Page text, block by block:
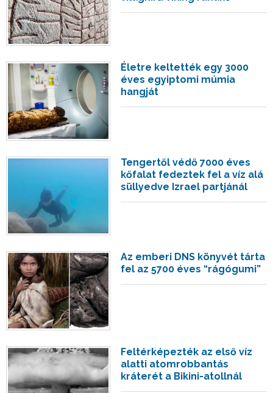
Életre keltették egy 3000
éves egyiptomi múmia
hangját
Tengertől védő 7000 éves
kőfalat fedeztek fel a víz alá
süllyedve Izrael partjánál
Az emberi DNS könyvét tárta
fel az 5700 éves “rágógumi”
Feltérképezték az első víz
alatti atomrobbantás
kráterét a Bikini-atollnál